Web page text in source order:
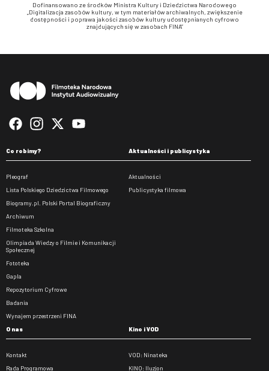
Dofinansowano ze środków Ministra Kultury i Dziedzictwa Narodowego
„Digitalizacja zasobów kultury, w tym materiałów archiwalnych, zwiększenie
dostępności i poprawa jakości zasobów kultury udostępnianych cyfrowo
znajdujących się w zasobach FINA”
Co robimy?
Pleograf
Lista Polskiego Dziedzictwa Filmowego
Biogramy.pl. Polski Portal Biograficzny
Archiwum
Filmoteka Szkolna
Olimpiada Wiedzy o Filmie i Komunikacji
Społecznej
Fototeka
Gapla
Repozytorium Cyfrowe
Badania
Wynajem przestrzeni FINA
Aktualności i publicystyka
Aktualności
Publicystyka filmowa
O nas
Kontakt
Rada Programowa
Kino i VOD
VOD: Ninateka
KINO: Iluzjon